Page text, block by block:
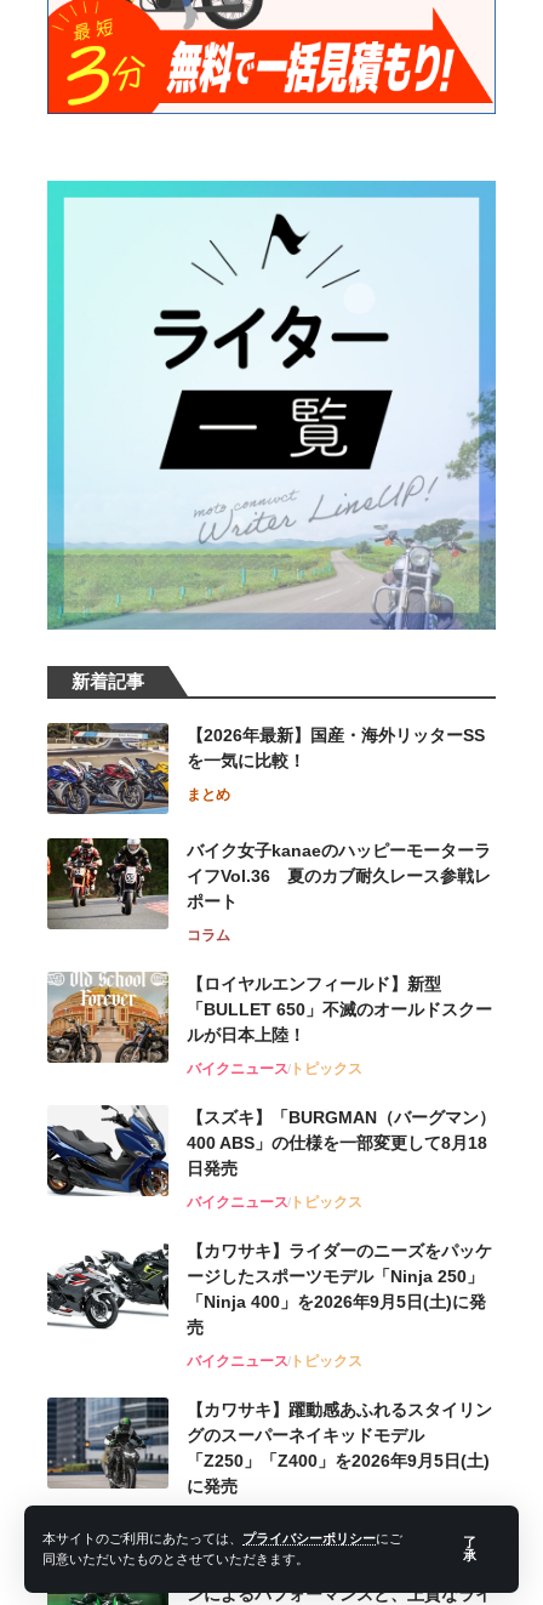
本サイトのご利用にあたっては、 プライバシーポリシーにご
同意いただいたものとさせていただきます。
了
承
新着記事
【2026年最新】国産・海外リッターSS
を一気に比較！
まとめ
バイク女子kanaeのハッピーモーターラ
イフVol.36 夏のカブ耐久レース参戦レ
ポート
コラム
【ロイヤルエンフィールド】新型
「BULLET 650」不滅のオールドスクー
ルが⽇本上陸！
バイクニューストピックス
【スズキ】「BURGMAN（バーグマン）
400 ABS」の仕様を一部変更して8月18
日発売
バイクニューストピックス
【カワサキ】ライダーのニーズをパッケ
ージしたスポーツモデル「Ninja 250」
「Ninja 400」を2026年9月5日(土)に発
売
バイクニューストピックス
【カワサキ】躍動感あふれるスタイリン
グのスーパーネイキッドモデル
「Z250」「Z400」を2026年9月5日(土)
に発売
【カワサキ】スーパーチャージドエンジ
ンによるパフォーマンスと、上質なライ